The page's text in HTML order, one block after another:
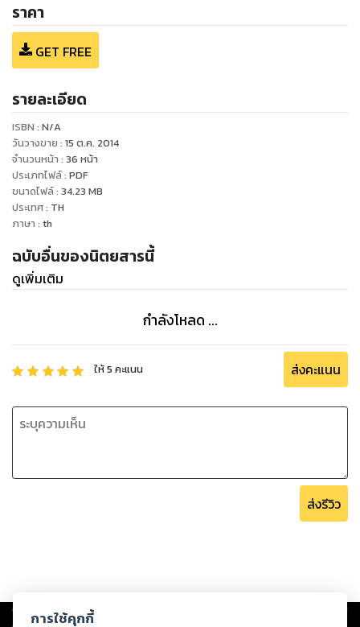
ราคา
GET FREE
รายละเอียด
ISBN : N/A
วันวางขาย : 15 ต.ค. 2014
จำนวนหน้า : 36 หน้า
ประเภทไฟล์: PDF
ขนาดไฟล์: 34.23 MB
ประเทศ: TH
ภาษา : th
ฉบับอื่นของนิตยสารนี้
ดูเพิ่มเติม
กำลังโหลด ...
ให้5 คะแนน ส่งคะแนน
ส่งรีวิว
Copyright © 2026
การใช้คุกกี้